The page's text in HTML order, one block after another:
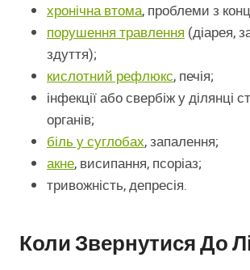
хронічна втома, проблеми з
порушення травлення (діарея,
здуття);
кислотний рефлюкс, печія;
інфекції або свербіж у ділянці
органів;
біль у суглобах, запалення;
акне, висипання, псоріаз;
тривожність, депресія.
Коли Звернутися До